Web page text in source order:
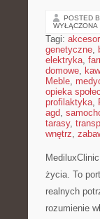
POSTED
WYŁĄCZONA
Tagi:
genetyczne,
elektryka,
domowe,
Meble,
opieka
profilaktyka,
agd,
tarasy,
wnętrz,
życia. To
realnych
rozumienie